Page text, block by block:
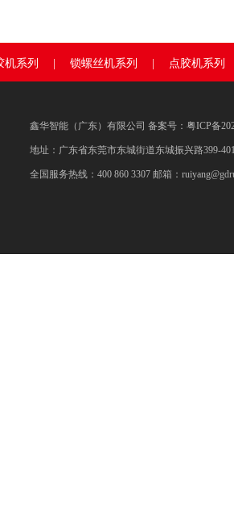
机系列 锁螺丝机系列 点胶机系列
鑫华智能（广东）有限公司 备案号： 粤ICP备
地址：广东省东莞市东城街道东城振兴路399-
全国服务热线：400 860 3307 邮箱：